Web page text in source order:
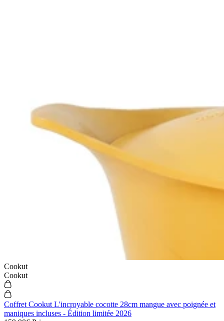
Cookut
Cookut
Coffret Cookut L'incroyable cocotte 28cm mangue avec poignée et
maniques incluses - Édition limitée 2026